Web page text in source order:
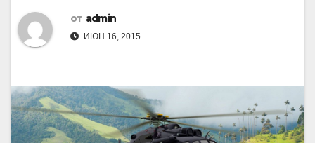
от admin
ИЮН 16, 2015